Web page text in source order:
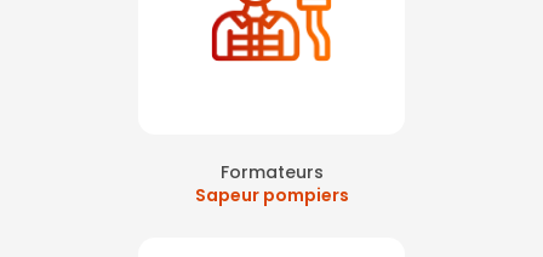
Formateurs
Sapeur pompiers